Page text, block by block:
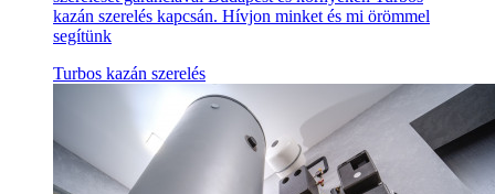
kazán szerelés kapcsán. Hívjon minket és mi örömmel
segítünk
Turbos kazán szerelés